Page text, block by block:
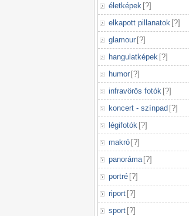
életképek [?]
elkapott pillanatok [?]
glamour [?]
hangulatképek [?]
humor [?]
infravörös fotók [?]
koncert - színpad [?]
légifotók [?]
makró [?]
panoráma [?]
portré [?]
riport [?]
sport [?]